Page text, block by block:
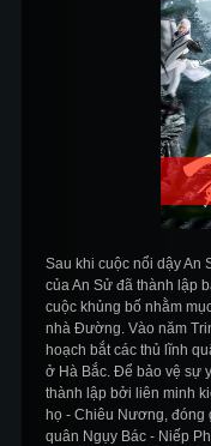
Sau khi cuộc nổi dậy
của An Sử đã thành lập
cuộc khủng bố nhằm
nhà Đường. Vào năm
hoạch bắt các thủ lĩnh
ở Hà Bắc. Để bảo vệ sự
thành lập bởi liên minh
họ - Chiêu Nương, đóng
quân Ngụy Bác - Niếp